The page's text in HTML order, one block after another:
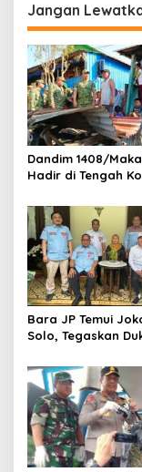
a
s
i
p
o
s
Jangan
Dandim 1408/
Hadir di Tengah
Bantuan dan
Harapan
Bara JP Temui
Solo, Tegaskan
Pemerintahan
Gibran